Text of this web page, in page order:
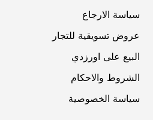
سياسة الارجاع
عروض تسويقية للتجار
البيع على اورزدي
الشروط والاحكام
سياسة الخصوصية